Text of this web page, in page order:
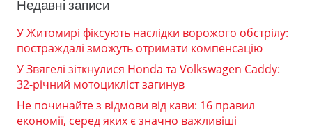
Недавні записи
У Житомирі фіксують наслідки ворожого обстрілу:
постраждалі зможуть отримати компенсацію
У Звягелі зіткнулися Honda та Volkswagen Caddy:
32-річний мотоцикліст загинув
Не починайте з відмови від кави: 16 правил
економії, серед яких є значно важливіші